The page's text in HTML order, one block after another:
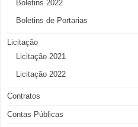
Boletins 2022
Boletins de Portarias
Licitação
Licitação 2021
Licitação 2022
Contratos
Contas Públicas